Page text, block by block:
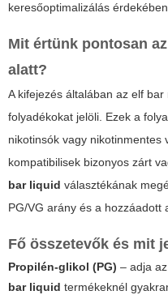
keresőoptimalizálás
Mit értünk pontosan
alatt?
A kifejezés általában az elf
folyadékokat jelöli. Ezek a
nikotinsók vagy nikotinmentes
kompatibilisek bizonyos zárt
bar liquid választékának
PG/VG arány és a hozzáadott
Fő összetevők és mit
Propilén-glikol (PG) – adja
bar liquid termékeknél